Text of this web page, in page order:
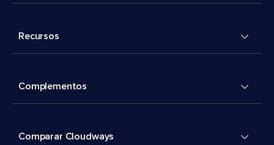
Recursos
Complementos
Comparar Cloudways